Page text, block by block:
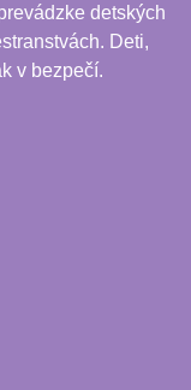
detských
Deti,
v bezpečí.